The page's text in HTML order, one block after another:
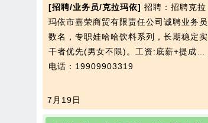
[招聘/业务员/克拉玛依] 招聘：招聘克拉
玛依市嘉荣商贸有限责任公司诚聘业务员
数名，专职娃哈哈饮料系列，长期稳定实
干者优先(男女不限)。工资:底薪+提成…
电话：19909903319
7月19日